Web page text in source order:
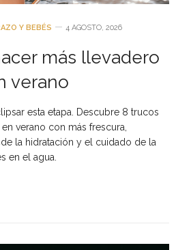
Y BEBÉS 4 AGOSTO, 2026
más llevadero
verano
esta etapa. Descubre 8 trucos
verano con más frescura,
la hidratación y el cuidado de la
en el agua.